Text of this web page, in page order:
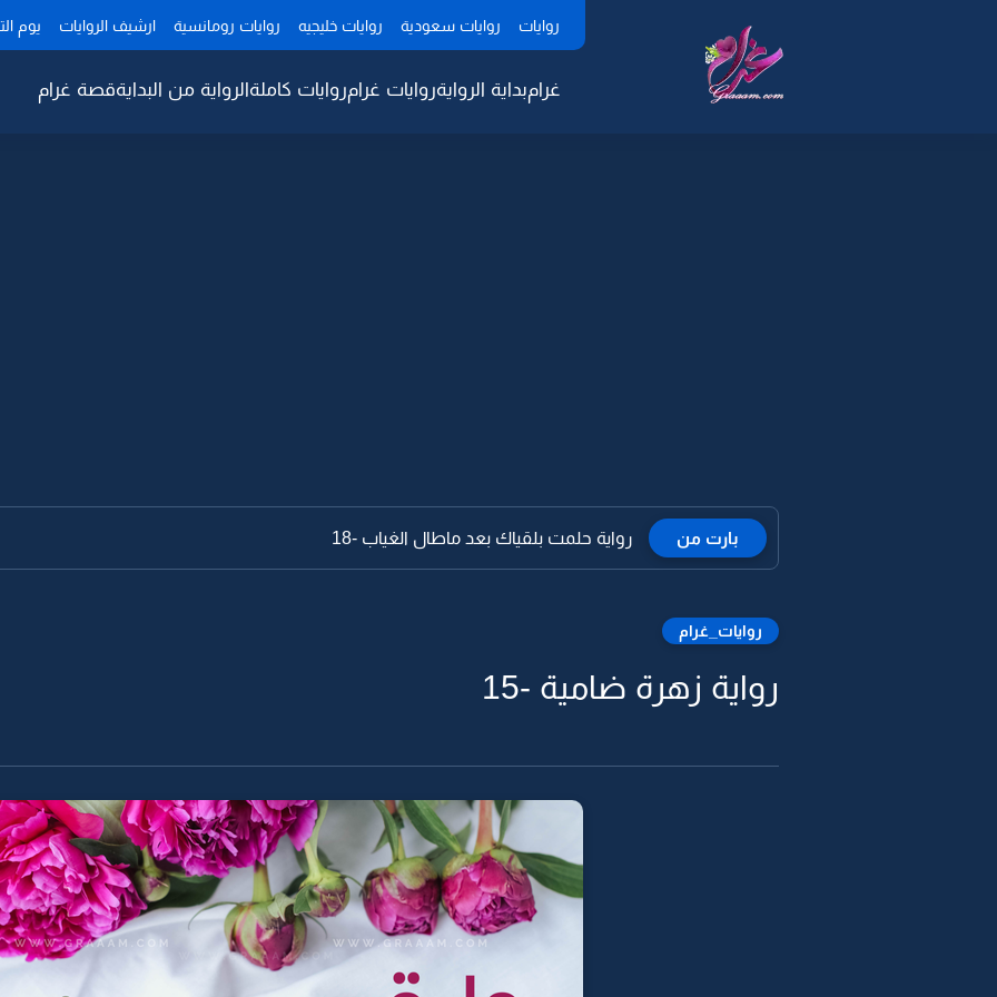
روايات روايات سعودية روايات خليجيه روايات رومانسية ارشيف الروايات يوم
غرامبداية الروايةروايات غرامروايات كاملةالرواية من البدايةقصة غرام
بارت من رواية حلمت بلقياك بعد ماطال الغياب -18
روايات_غرام
رواية زهرة ضامية -15